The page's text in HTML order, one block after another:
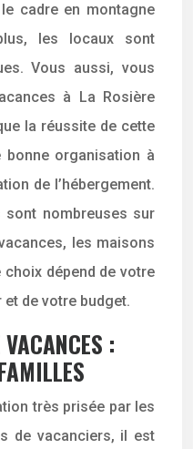
cadre en montagne
les locaux sont
Vous aussi, vous
à La Rosière
la réussite de cette
bonne organisation à
de l’hébergement.
sont nombreuses sur
les maisons
choix dépend de votre
de votre budget.
VACANCES :
très prisée par les
de vacanciers, il est